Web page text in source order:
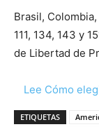
Brasil,
111, 134, 143 y
de Libertad de
Lee Cómo
ETIQUETAS